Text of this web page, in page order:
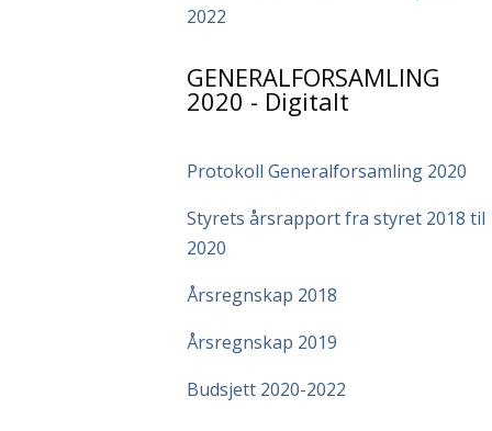
2022
GENERALFORSAMLING
2020 - Digitalt
Protokoll Generalforsamling 2020
Styrets årsrapport fra styret 2018 til
2020
Årsregnskap 2018
Årsregnskap 2019
Budsjett 2020-2022